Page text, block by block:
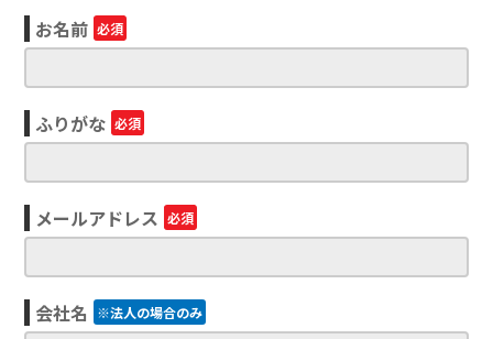
お名前 必須
ふりがな 必須
メールアドレス 必須
会社名 ※法人の場合のみ